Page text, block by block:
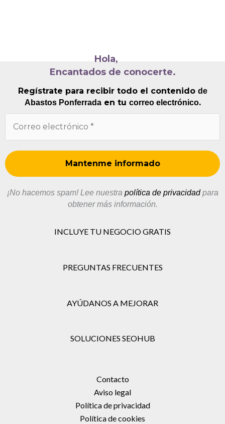
Hola,
Encantados de conocerte.
Regístrate para recibir todo el contenido de
Abastos Ponferradaen tu correo electrónico.
¡No hacemos spam! Lee nuestra política de privacidadpara
obtener más información.
INCLUYE TU NEGOCIO GRATIS
PREGUNTAS FRECUENTES
AYÚDANOS A MEJORAR
SOLUCIONES SEOHUB
Contacto
Aviso legal
Política de privacidad
Política de cookies